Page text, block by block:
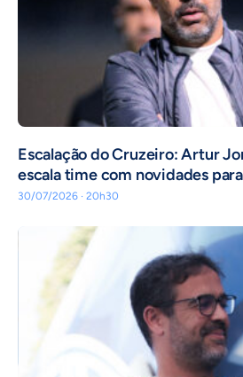
Escalação do Cruzeiro: Artur
escala time com novidades
30/07/2026 · 20h30